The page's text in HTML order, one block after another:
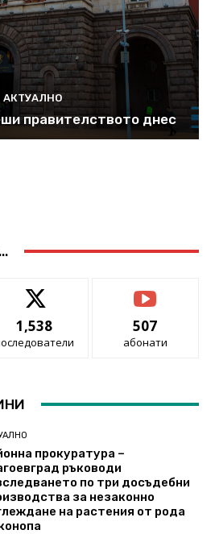
АКТУАЛНО
правителството днес
1,538 507
абонати
прокуратура –
ръководи
по три досъдебни
за незаконно
на растения от рода